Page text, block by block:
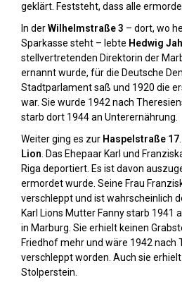
geklärt. Feststeht, dass alle
In derWilhelmstraße 3 – dort, wo
Sparkasse steht – lebte Hedwig
stellvertretenden Direktorin der
ernannt wurde, für die Deutsche
Stadtparlament saß und 1920 die
war. Sie wurde 1942 nach
starb dort 1944 an Unterernährung.
Weiter ging es zur Haspelstraße 17
Lion. Das Ehepaar Karl und
Riga deportiert. Es ist davon
ermordet wurde. Seine Frau
verschleppt und ist wahrscheinlich
Karl Lions Mutter Fanny starb 1941
in Marburg. Sie erhielt keinen
Friedhof mehr und wäre 1942 nach
verschleppt worden. Auch sie
Stolperstein.